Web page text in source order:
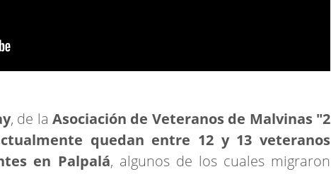
, de la Asociación de Veteranos de Malvinas "2
quedan entre 12 y 13 veteranos
en Palpalá, algunos de los cuales migraron